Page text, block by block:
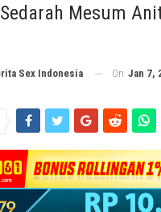
Mesum
Sex Indonesia On Jan 7,